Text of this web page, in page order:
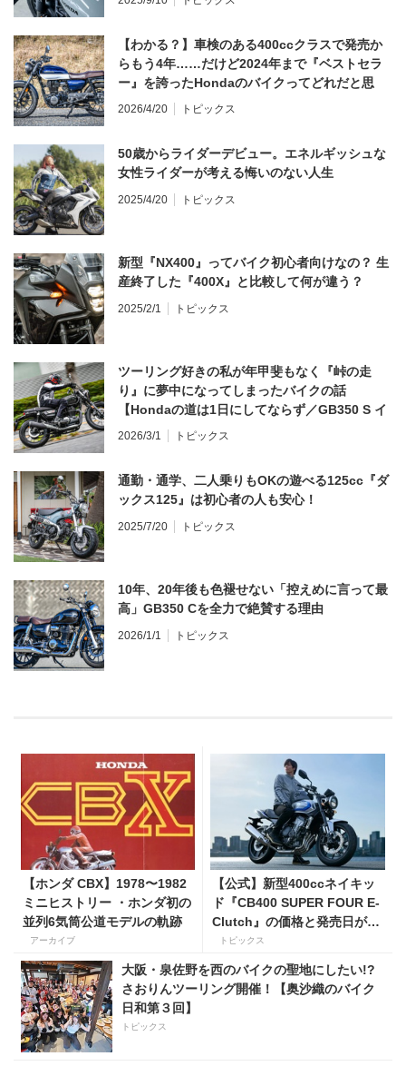
【わかる？】車検のある400ccクラスで発売か
らもう4年……だけど2024年まで『ベストセラ
ー』を誇ったHondaのバイクってどれだと思
う？
2026/4/20 トピックス
50歳からライダーデビュー。エネルギッシュな
女性ライダーが考える悔いのない人生
2025/4/20 トピックス
新型『NX400』ってバイク初心者向けなの？ 生
産終了した『400X』と比較して何が違う？
2025/2/1 トピックス
ツーリング好きの私が年甲斐もなく『峠の走
り』に夢中になってしまったバイクの話
【Hondaの道は1日にしてならず／GB350 S イ
ンプレ・レビュー 前編】
2026/3/1 トピックス
通勤・通学、二人乗りもOKの遊べる125cc『ダ
ックス125』は初心者の人も安心！
2025/7/20 トピックス
10年、20年後も色褪せない「控えめに言って最
高」GB350 Cを全力で絶賛する理由
2026/1/1 トピックス
【ホンダ CBX】1978〜1982
ミニヒストリー ・ホンダ初の
並列6気筒公道モデルの軌跡
アーカイブ
【公式】新型400ccネイキッ
ド『CB400 SUPER FOUR E-
Clutch』の価格と発売日が決
定！ シリーズ最高58馬力＆
14kgもの軽量化!? 完全に
「旧CB400SF」を超えた!?
【Honda2026新車ニュース】
トピックス
大阪・泉佐野を西のバイクの聖地にしたい!?
さおりんツーリング開催！【奥沙織のバイク
日和第３回】
トピックス